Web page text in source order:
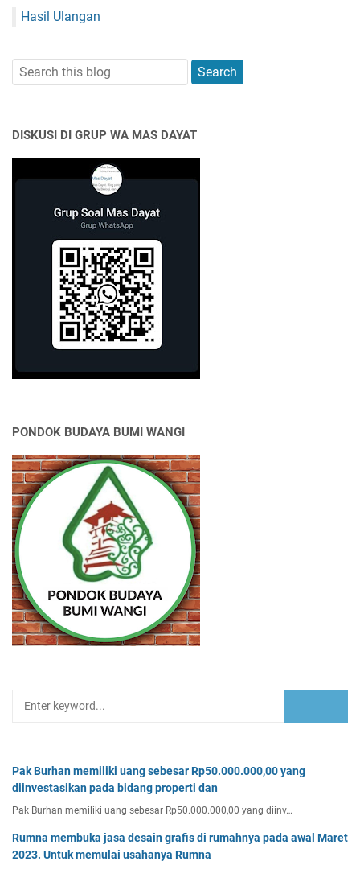
Hasil Ulangan
DISKUSI DI GRUP WA MAS DAYAT
PONDOK BUDAYA BUMI WANGI
Pak Burhan memiliki uang sebesar Rp50.000.000,00 yang
diinvestasikan pada bidang properti dan
Pak Burhan memiliki uang sebesar Rp50.000.000,00 yang diinv…
Rumna membuka jasa desain grafis di rumahnya pada awal Maret
2023. Untuk memulai usahanya Rumna